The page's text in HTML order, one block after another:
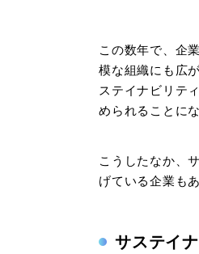
この数年で、企
模な組織にも広
ステイナビリテ
められることに
こうしたなか、
げている企業も
サステイ